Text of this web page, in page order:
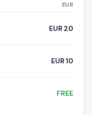
EUR
EUR 20
EUR 10
FREE